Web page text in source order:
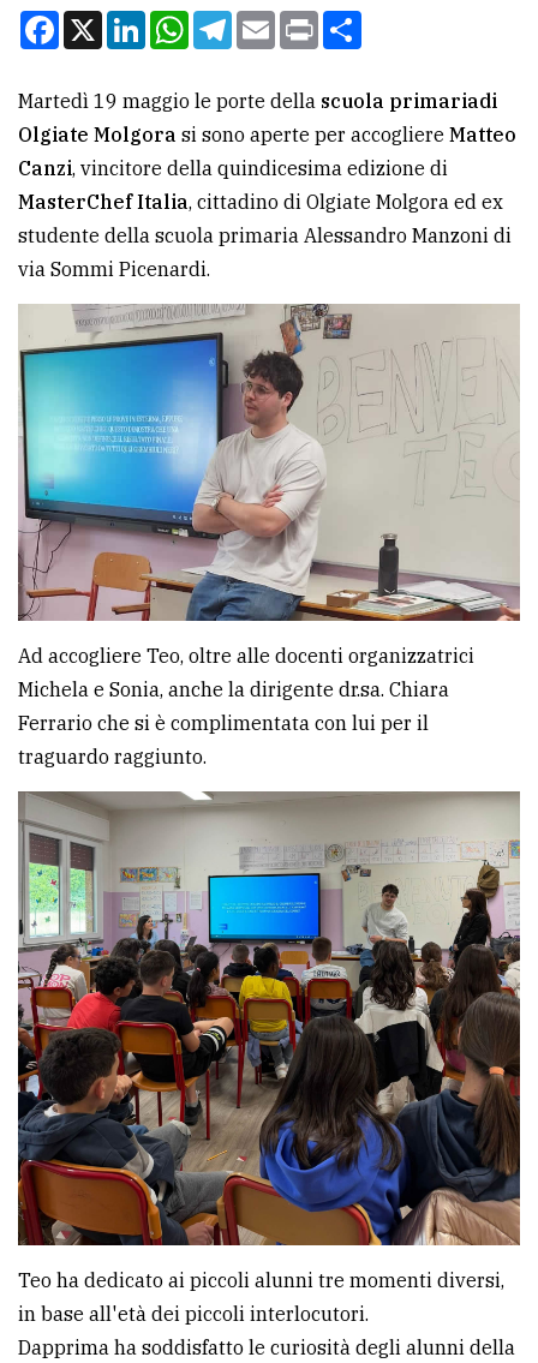
Per
la
pubblicità
CERCA
Cerca
per
comune
Ricerca
avanzata
LE
ALTRE
TESTATE
Privacy
policy
Cookie
policy
Facebook
X LinkedInWhatsApp
Telegram
EmailPrint
Martedì 19 maggio le porte della scuola primariadi
Olgiate Molgora si sono aperte per accogliere Matteo
Canzi, vincitore della quindicesima edizione di
MasterChef Italia, cittadino di Olgiate Molgora ed ex
studente della scuola primaria Alessandro Manzoni di
via Sommi Picenardi.
Ad accogliere Teo, oltre alle docenti organizzatrici
Michela e Sonia, anche la dirigente dr.sa. Chiara
Ferrario che si è complimentata con lui per il
traguardo raggiunto.
Teo ha dedicato ai piccoli alunni tre momenti diversi,
in base all'età dei piccoli interlocutori.
Dapprima ha soddisfatto le curiosità degli alunni della